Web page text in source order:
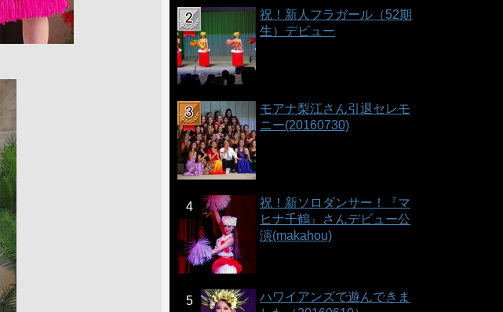
祝！新人フラガール（52期
生）デビュー
モアナ梨江さん引退セレモ
ニー(20160730)
祝！新ソロダンサー！『マ
ヒナ千鶴』さんデビュー公
演(makahou)
ハワイアンズで遊んできま